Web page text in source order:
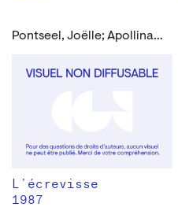
Pontseel, Joëlle; Apollinaire, Guillaume
L’écrevisse
1987